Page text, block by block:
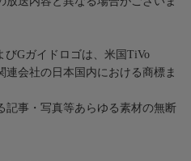
びGガイドロゴは、米国TiVo
連会社の日本国内における商標ま
記事・写真等あらゆる素材の無断